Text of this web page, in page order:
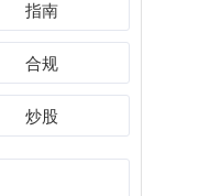
指南
合规
炒股